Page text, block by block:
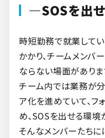
―SOSを出
時短勤務で就業して
かかり、チームメンバ
ならない場面がありま
チーム内では業務が
ア化を進めていて、フ
め、SOSを出せる環境
そんなメンバーたち